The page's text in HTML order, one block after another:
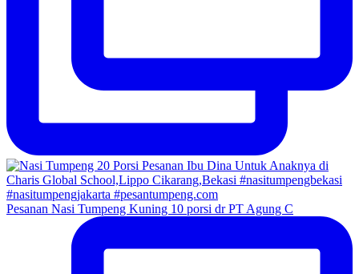
Pesanan Nasi Tumpeng Kuning 10 porsi dr PT Agung C